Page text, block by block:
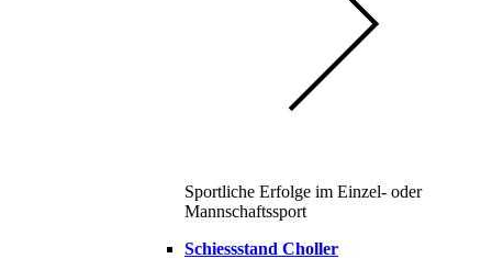
Sportliche Erfolge im Einzel- oder
Mannschaftssport
Schiessstand Choller